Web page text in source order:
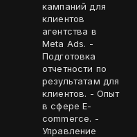
кампаний для
клиентов
агентства в
Meta Ads. -
Подготовка
отчетности по
результатам для
клиентов. - Опыт
в сфере E-
commerce. -
Управление